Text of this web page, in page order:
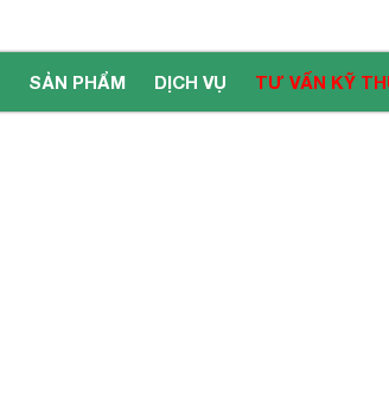
SẢN PHẨM DỊCH VỤ TƯ VẤN KỸ